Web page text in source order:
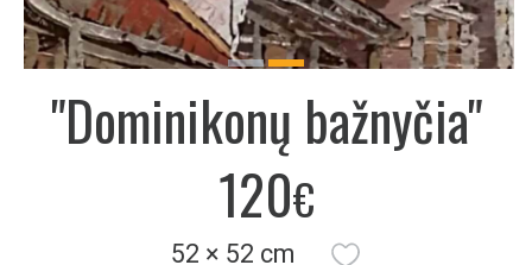
"Dominikonų bažnyčia"
120€
52 × 52 cm